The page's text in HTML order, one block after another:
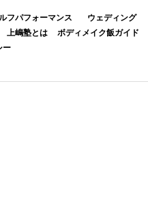
フパフォーマンス
ウェディング
上嶋塾とは
ボディメイク飯ガイド
ー